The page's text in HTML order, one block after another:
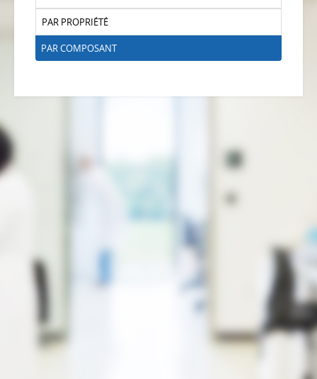
PAR PROPRIÉTÉ
PAR COMPOSANT